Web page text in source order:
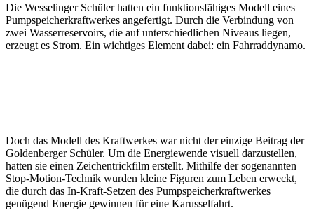
Die Wesselinger Schüler hatten ein funktionsfähiges Modell eines
Pumpspeicherkraftwerkes angefertigt. Durch die Verbindung von
zwei Wasserreservoirs, die auf unterschiedlichen Niveaus liegen,
erzeugt es Strom. Ein wichtiges Element dabei: ein Fahrraddynamo.
Doch das Modell des Kraftwerkes war nicht der einzige Beitrag der
Goldenberger Schüler. Um die Energiewende visuell darzustellen,
hatten sie einen Zeichentrickfilm erstellt. Mithilfe der sogenannten
Stop-Motion-Technik wurden kleine Figuren zum Leben erweckt,
die durch das In-Kraft-Setzen des Pumpspeicherkraftwerkes
genügend Energie gewinnen für eine Karusselfahrt.